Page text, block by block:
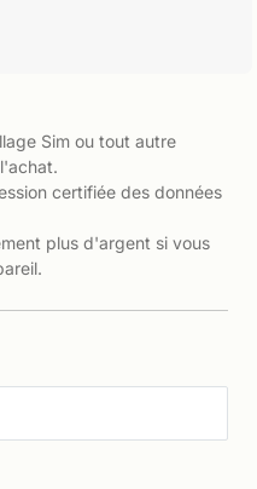
Sim ou tout autre
certifiée des données
plus d'argent si vous